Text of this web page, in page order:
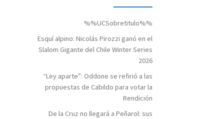
%%UCSobretitulo%%
Esquí alpino: Nicolás Pirozzi ganó en el
Slalom Gigante del Chile Winter Series
2026
“Ley aparte”: Oddone se refirió a las
propuestas de Cabildo para votar la
Rendición
De la Cruz no llegará a Peñarol: sus